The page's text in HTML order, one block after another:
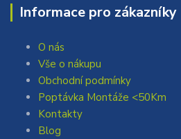
Informace pro zákazníky
O nás
Vše o nákupu
Obchodní podmínky
Poptávka Montáže <50Km
Kontakty
Blog